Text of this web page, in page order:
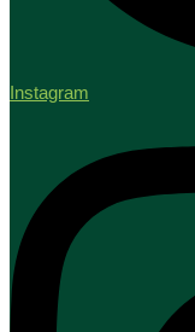
Instagram